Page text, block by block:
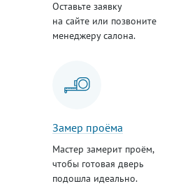
Оставьте заявку
на сайте или позвоните
менеджеру салона.
Замер проёма
Мастер замерит проём,
чтобы готовая дверь
подошла идеально.